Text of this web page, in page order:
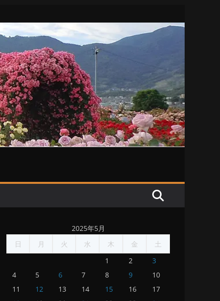
2025年5月
日
月 火 水 木 金
土
1
2
3
4
5 6 7 8 9
10
11
12 13 14 15 16
17